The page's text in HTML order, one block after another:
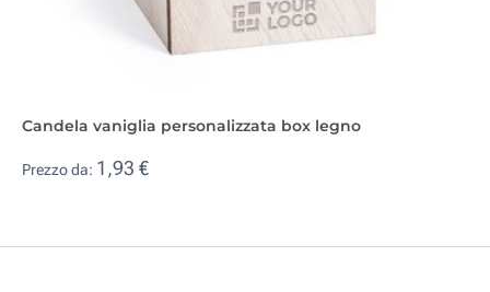
Candela vaniglia personalizzata box legno
Prezzo da: 1,93 €